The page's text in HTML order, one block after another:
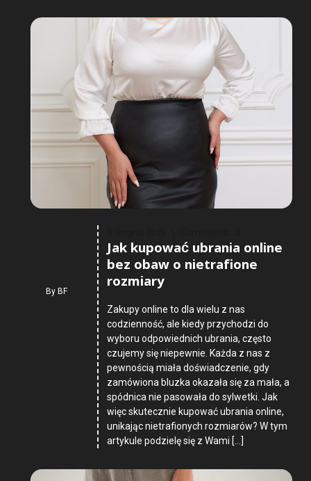
ByBF
Jak kupować ubrania online
bez obaw o nietrafione
rozmiary
Zakupy online to dla wielu z nas
codzienność, ale kiedy przychodzi do
wyboru odpowiednich ubrania, często
czujemy się niepewnie. Każda z nas z
pewnością miała doświadczenie, gdy
zamówiona bluzka okazała się za mała, a
spódnica nie pasowała do sylwetki. Jak
więc skutecznie kupować ubrania online,
unikając nietrafionych rozmiarów? W tym
artykule podzielę się z Wami […]